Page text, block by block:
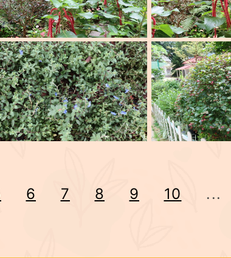
6 7 8 9 10 ...